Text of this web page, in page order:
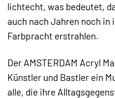
lichtecht, was bedeutet,
auch nach Jahren noch in
Farbpracht erstrahlen.
Der AMSTERDAM Acryl
Künstler und Bastler ein
alle, die ihre